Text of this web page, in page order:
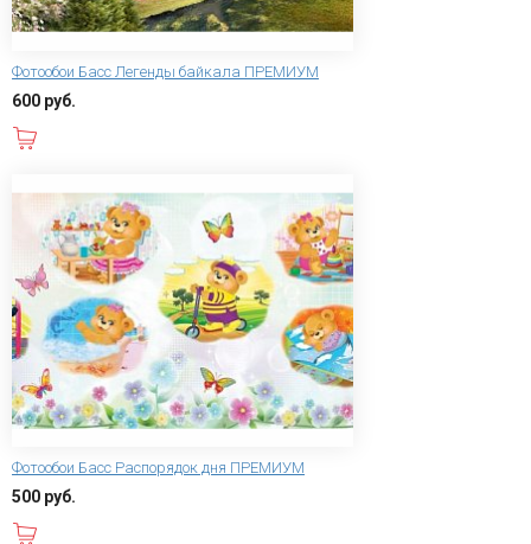
Фотообои Басс Легенды байкала ПРЕМИУМ
600 руб.
Фотообои Басс Распорядок дня ПРЕМИУМ
500 руб.